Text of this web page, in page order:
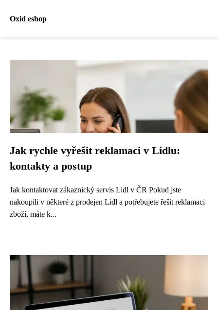
Oxid eshop
Jak rychle vyřešit reklamaci v Lidlu:
kontakty a postup
Jak kontaktovat zákaznický servis Lidl v ČR Pokud jste
nakoupili v některé z prodejen Lidl a potřebujete řešit reklamaci
zboží, máte k...